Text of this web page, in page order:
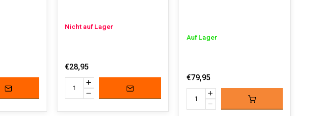
Nicht auf Lager
€28,95
Auf Lager
€79,95